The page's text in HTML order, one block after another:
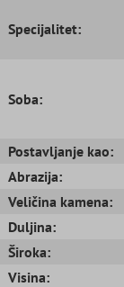
Specijalitet:
Soba:
Postavljanje kao:
Abrazija:
Veličina kamena:
Duljina:
Široka:
Visina: